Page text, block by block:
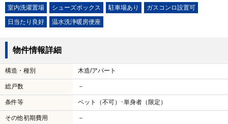
室内洗濯置場
シューズボックス 駐車場あり
ガスコンロ設置可
日当たり良好
温水洗浄暖房便座
物件情報詳細
構造・種別 木造/アパート
総戸数 －
条件等 ペット（不可）･単身者（限定）
その他初期費用 －